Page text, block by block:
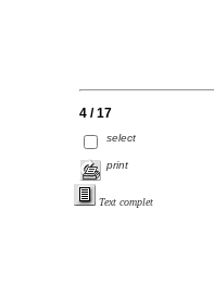
4 / 17
select
print
Text complet